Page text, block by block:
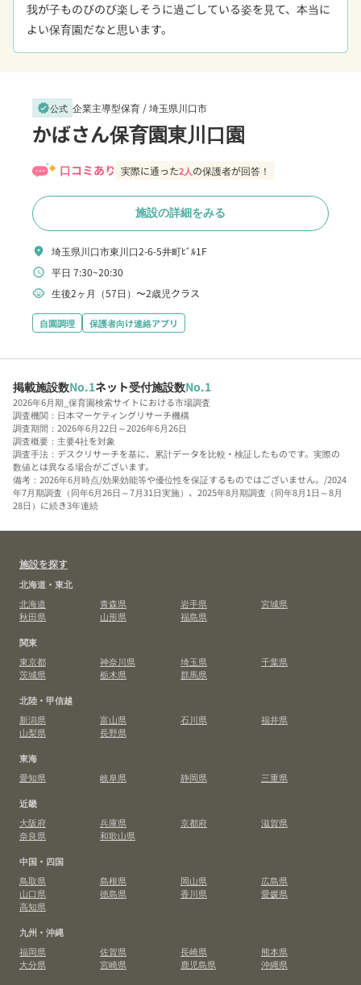
我が子ものびのび楽しそうに過ごしている姿を見て、本当に
よい保育園だなと思います。
verified公式 企業主導型保育 /埼玉県川口市
かばさん保育園東川口園
口コミあり 実際に通った2人の保護者が回答！
施設の詳細をみる
location_on 埼玉県川口市東川口2-6-5井町ﾋﾞﾙ1F
schedule 平日 7:30~20:30
child_care 生後2ヶ月（57日）〜2歳児クラス
自園調理 保護者向け連絡アプリ
掲載施設数No.1ネット受付施設数No.1
2026年6月期_保育園検索サイトにおける市場調査
調査機関：日本マーケティングリサーチ機構
調査期間：2026年6月22日～2026年6月26日
調査概要：主要4社を対象
調査手法：デスクリサーチを基に、累計データを比較・検証したものです。実際の
数値とは異なる場合がございます。
備考：2026年6月時点/効果効能等や優位性を保証するものではございません。/2024
年7月期調査（同年6月26日～7月31日実施）、2025年8月期調査（同年8月1日～8月
28日）に続き3年連続
施設を探す
北海道・東北
北海道
青森県 岩手県
宮城県
秋田県
山形県
福島県
関東
東京都
神奈川県 埼玉県
千葉県
茨城県
栃木県
群馬県
北陸・甲信越
新潟県
富山県 石川県
福井県
山梨県
長野県
東海
愛知県
岐阜県 静岡県
三重県
近畿
大阪府
兵庫県 京都府
滋賀県
奈良県
和歌山県
中国・四国
鳥取県
島根県 岡山県
広島県
山口県
徳島県 香川県
愛媛県
高知県
九州・沖縄
福岡県
佐賀県 長崎県
熊本県
大分県
宮崎県 鹿児島県 沖縄県